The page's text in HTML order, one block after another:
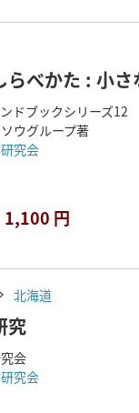
らべかた : 小
ドブックシリーズ12
ウグループ著
究会
1,100 円
北海道
究
会
究会